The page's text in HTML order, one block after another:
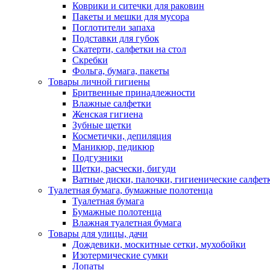
Коврики и ситечки для раковин
Пакеты и мешки для мусора
Поглотители запаха
Подставки для губок
Скатерти, салфетки на стол
Скребки
Фольга, бумага, пакеты
Товары личной гигиены
Бритвенные принадлежности
Влажные салфетки
Женская гигиена
Зубные щетки
Косметички, депиляция
Маникюр, педикюр
Подгузники
Щетки, расчески, бигуди
Ватные диски, палочки, гигиенические
Туалетная бумага, бумажные полотенца
Туалетная бумага
Бумажные полотенца
Влажная туалетная бумага
Товары для улицы, дачи
Дождевики, москитные сетки, мухобойки
Изотермические сумки
Лопаты